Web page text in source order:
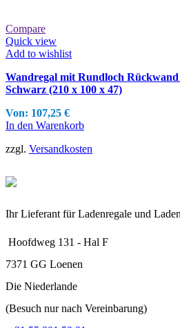
Compare
Quick view
Add to wishlist
Wandregal mit Rundloch
Schwarz (210 x 100 x 47)
Von: 107,25 €
In den Warenkorb
zzgl. Versandkosten
Ihr Lieferant für Ladenregale und
Hoofdweg 131 - Hal F
7371 GG Loenen
Die Niederlande
(Besuch nur nach Vereinbarung)